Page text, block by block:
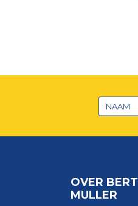
OVER BERT
MULLER